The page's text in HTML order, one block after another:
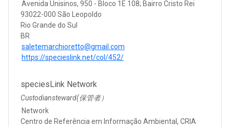
Avenida Unisinos, 950 - Bloco 1E 108; Bairro Cristo Rei
93022-000 São Leopoldo
Rio Grande do Sul
BR
saletemarchioretto@gmail.com
https://specieslink.net/col/452/
speciesLink Network
Custodiansteward(保管者）
Network
Centro de Referência em Informação Ambiental, CRIA